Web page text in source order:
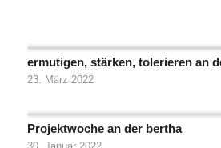
ermutigen, stärken, tolerieren an
23. März 2022
Projektwoche an der bertha